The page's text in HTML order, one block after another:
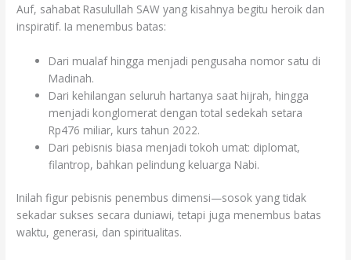
Auf, sahabat Rasulullah SAW yang kisahnya begitu heroik dan
inspiratif. Ia menembus batas:
Dari mualaf hingga menjadi pengusaha nomor satu di
Madinah.
Dari kehilangan seluruh hartanya saat hijrah, hingga
menjadi konglomerat dengan total sedekah setara
Rp476 miliar, kurs tahun 2022.
Dari pebisnis biasa menjadi tokoh umat: diplomat,
filantrop, bahkan pelindung keluarga Nabi.
Inilah figur pebisnis penembus dimensi—sosok yang tidak
sekadar sukses secara duniawi, tetapi juga menembus batas
waktu, generasi, dan spiritualitas.